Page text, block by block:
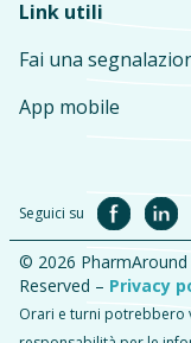
Link utili
Fai una
App mobile
Seguici su
© 2026 PharmAround
Reserved – Privacy
Orari e turni potrebbero